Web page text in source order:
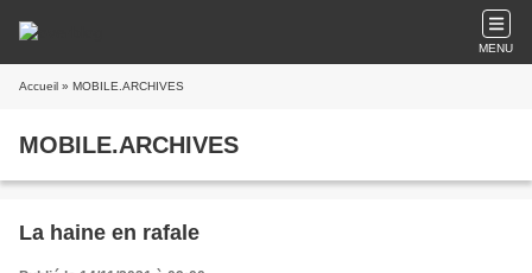
MENU
Accueil » MOBILE.ARCHIVES
MOBILE.ARCHIVES
La haine en rafale